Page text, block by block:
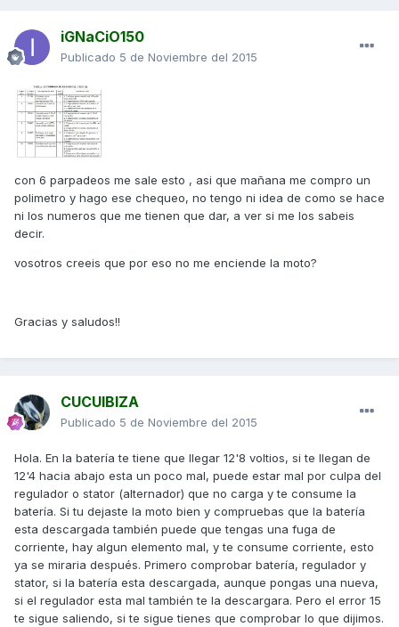
iGNaCiO150
Publicado 5 de Noviembre del 2015
con 6 parpadeos me sale esto , asi que mañana me compro un
polimetro y hago ese chequeo, no tengo ni idea de como se hace
ni los numeros que me tienen que dar, a ver si me los sabeis
decir.
vosotros creeis que por eso no me enciende la moto?
Gracias y saludos!!
CUCUIBIZA
Publicado 5 de Noviembre del 2015
Hola. En la batería te tiene que llegar 12'8 voltios, si te llegan de
12'4 hacia abajo esta un poco mal, puede estar mal por culpa del
regulador o stator (alternador) que no carga y te consume la
batería. Si tu dejaste la moto bien y compruebas que la batería
esta descargada también puede que tengas una fuga de
corriente, hay algun elemento mal, y te consume corriente, esto
ya se miraria después. Primero comprobar batería, regulador y
stator, si la batería esta descargada, aunque pongas una nueva,
si el regulador esta mal también te la descargara. Pero el error 15
te sigue saliendo, si te sigue tienes que comprobar lo que dijimos.